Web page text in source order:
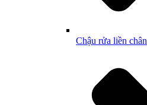
Chậu rửa liền chân